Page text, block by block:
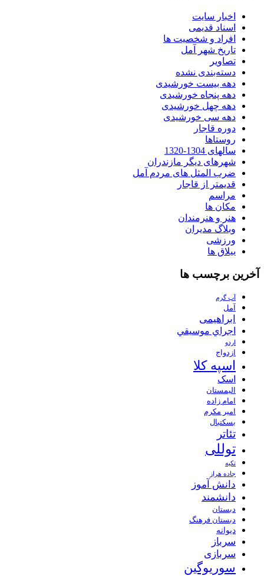
اخبار سایت
اسناد قدیمی
افراد و شخصیت ها
تاریخ شهر آمل
تصاویر
دسته‌بندی نشده
دهه بیست خورشیدی
دهه پنجاه خورشیدی
دهه چهل خورشیدی
دهه سی خورشیدی
دوره قاجار
روستاها
سالهای 1304-1320
شهرهای دیگر مازندران
ضرب المثل های مردم آمل
قدیمتر از قاجار
مراسم
مکان ها
هنر و هنرمندان
وبلاگ مدیران
ورزشی
ییلاق ها
آخرین برچسب ها
آب گرم
آمل
ابراهیمی
اجراي موسيقي
اردو
ازدواج
اسپه کلا
اسک
الیمستان
امام زاده
امیر مکرم
بسکتبال
تئاتر
توللی
تکیه
جاده هراز
دانش آموز
دانشمند
دبستان
دبستان فرهنگ
دیوانه
سرباز
سربازی
سوریوگین